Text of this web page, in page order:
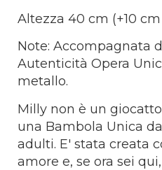
Altezza 40 cm (+10
Note: Accompagnata
Autenticità Opera
metallo.
Milly non è un
una Bambola Unica
adulti. E' stata creata
amore e, se ora sei